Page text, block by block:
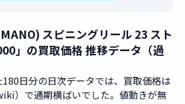
スピニングリール 23 スト
」の買取価格 推移データ（過
日分の日次データでは、買取価格は
）で通期横ばいでした。値動きが無